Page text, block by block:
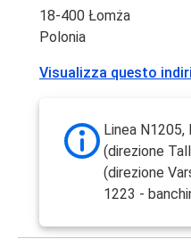
18-400 Łomża
Polonia
Visualizza questo
Linea N1205,
(direzione
(direzione
1223 -